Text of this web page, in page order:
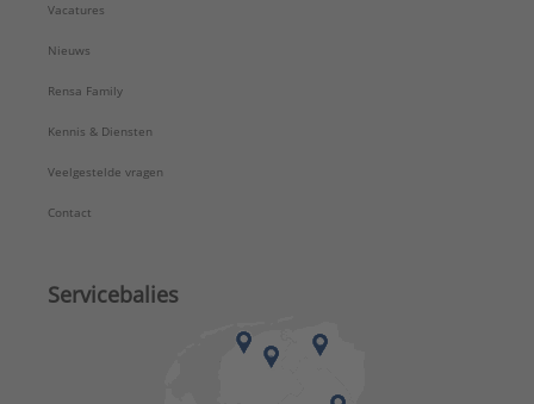
Vacatures
Nieuws
Rensa Family
Kennis & Diensten
Veelgestelde vragen
Contact
Servicebalies